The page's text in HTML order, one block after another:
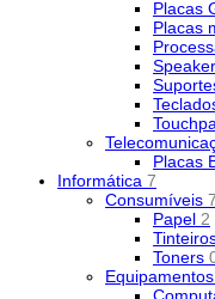
Placas
Placas
Placas
Informática 7
Consumíveis 7
Papel 2
Toners
Equipamentos